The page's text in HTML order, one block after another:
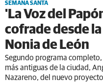
SEMANA SANTA
'La Voz del
cofrade desde
Nonia de León
Segundo programa
más antiguas de la ciudad,
Nazareno, del nuevo